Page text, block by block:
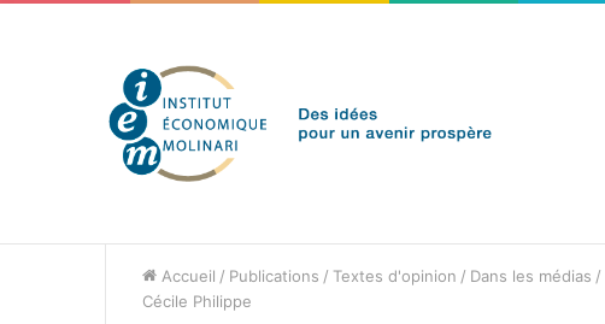
Accueil / Publications / Textes d'opinion / Dans les médias /
Cécile Philippe